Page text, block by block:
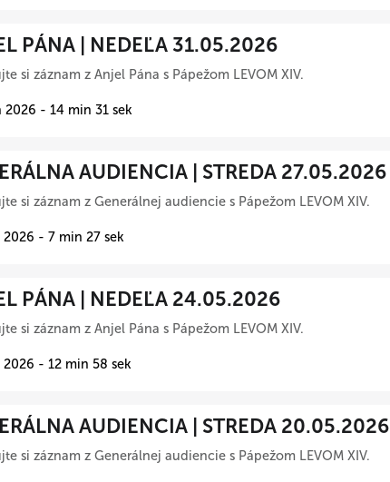
PÁNA | NEDEĽA 31.05.2026
si záznam z Anjel Pána s Pápežom LEVOM XIV.
2026 - 14 min 31 sek
AUDIENCIA | STREDA 27.05.2026
si záznam z Generálnej audiencie s Pápežom LEVOM XIV.
2026 - 7 min 27 sek
PÁNA | NEDEĽA 24.05.2026
si záznam z Anjel Pána s Pápežom LEVOM XIV.
2026 - 12 min 58 sek
AUDIENCIA | STREDA 20.05.2026
si záznam z Generálnej audiencie s Pápežom LEVOM XIV.